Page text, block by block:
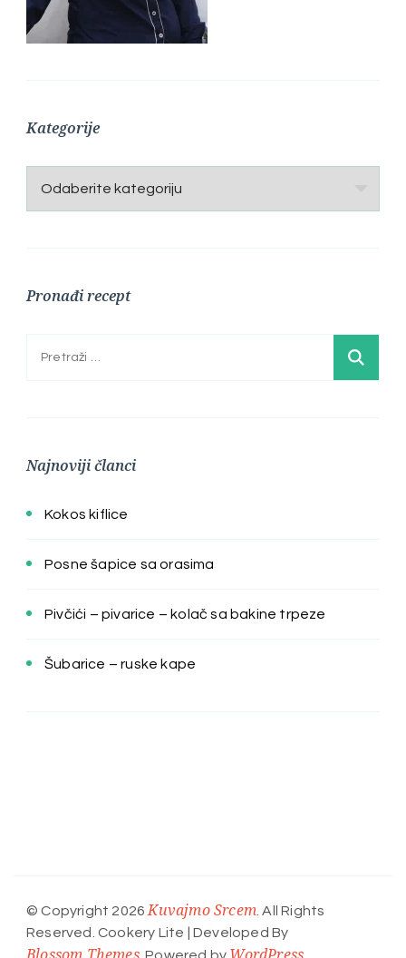
Kategorije
Kategorije
Pronađi recept
Pretraga:
Najnoviji članci
Kokos kiflice
Posne šapice sa orasima
Pivčići – pivarice – kolač sa bakine trpeze
Šubarice – ruske kape
© Copyright 2026 Kuvajmo Srcem . All Rights
Reserved. Cookery Lite | Developed By